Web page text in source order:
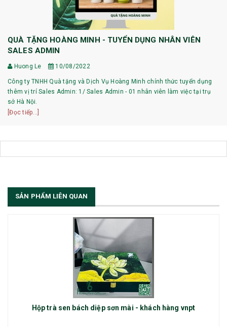
QUÀ TẶNG HOÀNG MINH - TUYỂN DỤNG NHÂN VIÊN
SALES ADMIN
Huong Le 10/08/2022
Công ty TNHH Quà tặng và Dịch Vụ Hoàng Minh chính thức tuyển dụng
thêm vị trí Sales Admin: 1/ Sales Admin - 01 nhân viên làm việc tại trụ
sở Hà Nội.
[Đọc tiếp...]
SẢN PHẨM LIÊN QUAN
Hộp trà sen bách diệp sơn mài - khách hàng vnpt